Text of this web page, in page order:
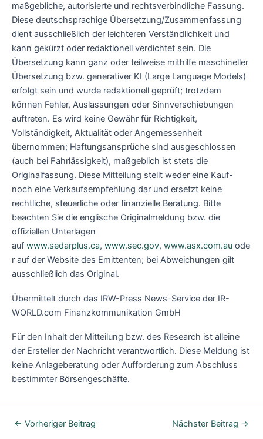
maßgebliche, autorisierte und rechtsverbindliche Fassung.
Diese deutschsprachige Übersetzung/Zusammenfassung
dient ausschließlich der leichteren Verständlichkeit und
kann gekürzt oder redaktionell verdichtet sein. Die
Übersetzung kann ganz oder teilweise mithilfe maschineller
Übersetzung bzw. generativer KI (Large Language Models)
erfolgt sein und wurde redaktionell geprüft; trotzdem
können Fehler, Auslassungen oder Sinnverschiebungen
auftreten. Es wird keine Gewähr für Richtigkeit,
Vollständigkeit, Aktualität oder Angemessenheit
übernommen; Haftungsansprüche sind ausgeschlossen
(auch bei Fahrlässigkeit), maßgeblich ist stets die
Originalfassung. Diese Mitteilung stellt weder eine Kauf-
noch eine Verkaufsempfehlung dar und ersetzt keine
rechtliche, steuerliche oder finanzielle Beratung. Bitte
beachten Sie die englische Originalmeldung bzw. die
offiziellen Unterlagen
auf www.sedarplus.ca, www.sec.gov, www.asx.com.au ode
r auf der Website des Emittenten; bei Abweichungen gilt
ausschließlich das Original.
Übermittelt durch das IRW-Press News-Service der IR-
WORLD.com Finanzkommunikation GmbH
Für den Inhalt der Mitteilung bzw. des Research ist alleine
der Ersteller der Nachricht verantwortlich. Diese Meldung ist
keine Anlageberatung oder Aufforderung zum Abschluss
bestimmter Börsengeschäfte.
← Vorheriger Beitrag Nächster Beitrag →